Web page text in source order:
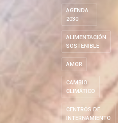
AGENDA
2030
ALIMENTACIÓN
SOSTENIBLE
AMOR
CAMBIO
CLIMÁTICO
CENTROS DE
INTERNAMIENTO